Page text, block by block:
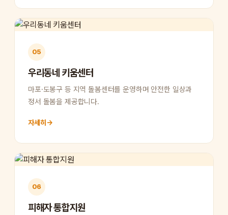
05
우리동네 키움센터
마포·도봉구 등 지역 돌봄센터를 운영하며 안전한 일상과
정서 돌봄을 제공합니다.
자세히 →
06
피해자 통합지원